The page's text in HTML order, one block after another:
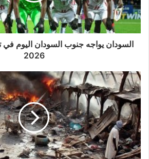
السودان يواجه جنوب السودان اليوم
2026